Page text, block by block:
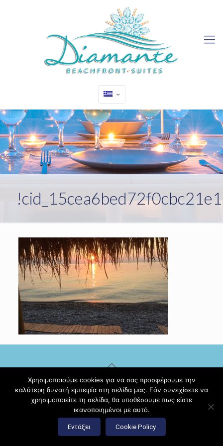
!cid_15cea6bed72f0cbc21e1
© 2017 Diamante Beach Front Suites Apartment Suites |
Κατασκευή ιστοσελίδωνHi Web
Χρησιμοποιούμε cookies για να σας προσφέρουμε την
καλύτερη δυνατή εμπειρία στη σελίδα μας. Εάν συνεχίσετε να
χρησιμοποιείτε τη σελίδα, θα υποθέσουμε πως είστε
ικανοποιημένοι με αυτό.
Εντάξει Cookie Policy